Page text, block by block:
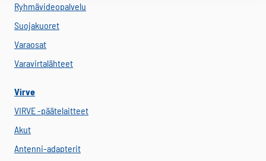
Ryhmävideopalvelu
Suojakuoret
Varaosat
Varavirtalähteet
Virve
VIRVE -päätelaitteet
Akut
Antenni-adapterit